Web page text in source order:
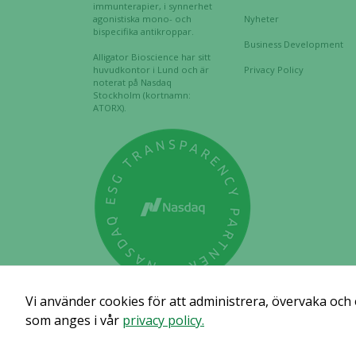
immunterapier, i synnerhet
agonistiska mono- och
bispecifika antikroppar.
Alligator Bioscience har sitt
huvudkontor i Lund och är
noterat på Nasdaq
Stockholm (kortnamn:
ATORX).
Nyheter
Business Development
Privacy Policy
Vi använder cookies för att administrera, övervaka
som anges i vår privacy policy.